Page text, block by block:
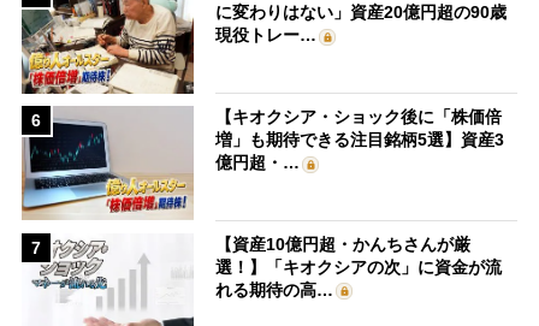
に変わりはない」資産20億円超の90歳
現役トレー…
6
【キオクシア・ショック後に「株価倍
増」も期待できる注目銘柄5選】資産3
億円超・…
7
【資産10億円超・かんちさんが厳
選！】「キオクシアの次」に資金が流
れる期待の高…